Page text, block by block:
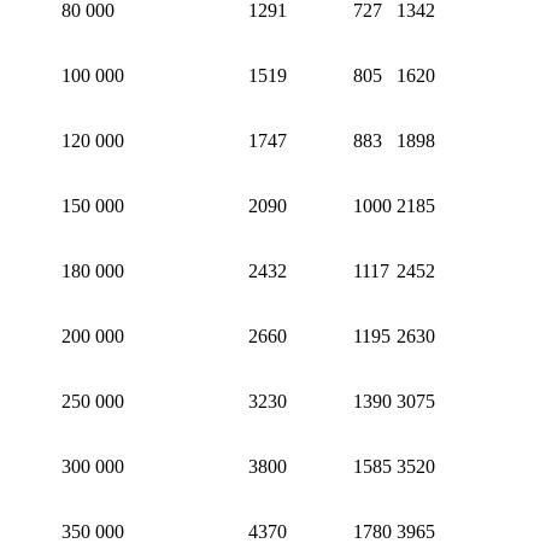
80 000 1291 727 1342
100 000 1519 805 1620
120 000 1747 883 1898
150 000 2090 1000 2185
180 000 2432 1117 2452
200 000 2660 1195 2630
250 000 3230 1390 3075
300 000 3800 1585 3520
350 000 4370 1780 3965